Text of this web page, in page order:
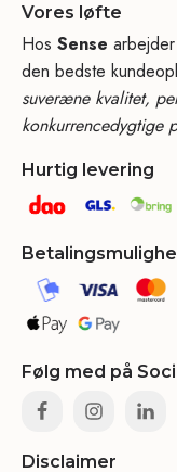
Vores løfte
Hos Sense
den bedste
suveræne kvalitet,
konkurrencedygtige
Hurtig levering
Følg med på
Disclaimer